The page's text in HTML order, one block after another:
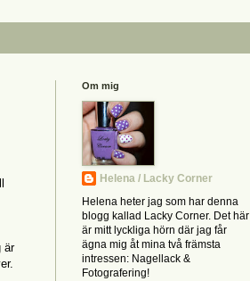
är
Om mig
Helena / Lacky Corner
Helena heter jag som har denna
blogg kallad Lacky Corner. Det här
är mitt lyckliga hörn där jag får
ägna mig åt mina två främsta
intressen: Nagellack &
Fotografering!